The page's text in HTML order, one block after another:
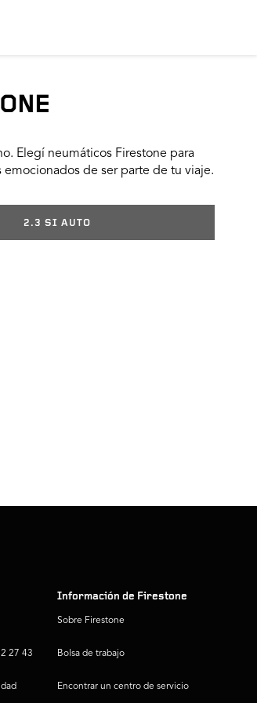
Elegí neumáticos Firestone para
de ser parte de tu viaje.
2.3 SI AUTO
27 43
Información de Firestone
Sobre Firestone
Bolsa de trabajo
Encontrar un centro de servicio